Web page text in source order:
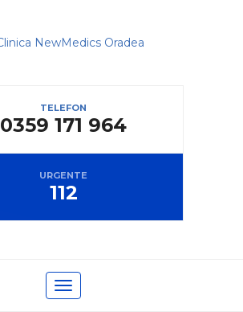
TELEFON
0359 171 964
URGENTE
112
Toggle navigation